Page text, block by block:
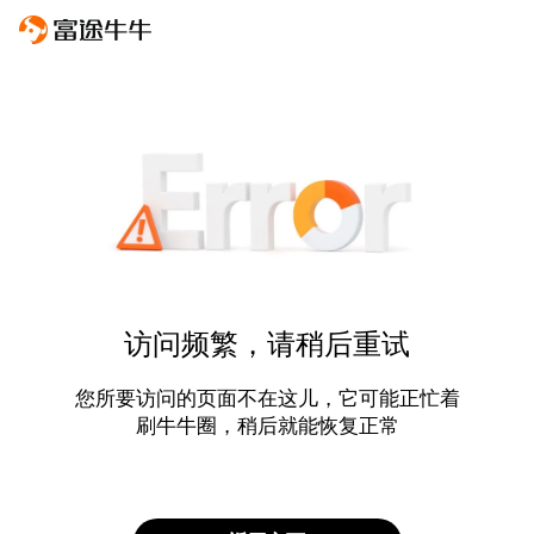
访问频繁，请稍后重试
您所要访问的页面不在这儿，它可能正忙着
刷牛牛圈，稍后就能恢复正常